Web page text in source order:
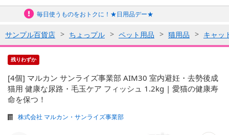
毎日使うものをおトクに！★日用品デー★
サンプル百貨店 ちょっプル ペット用品 猫用品 キャッ
残りわずか
[4個] マルカン サンライズ事業部 AIM30 室内避妊・去勢後成
猫用 健康な尿路・毛玉ケア フィッシュ 1.2kg | 愛猫の健康寿
命を保つ！
株式会社 マルカン・サンライズ事業部